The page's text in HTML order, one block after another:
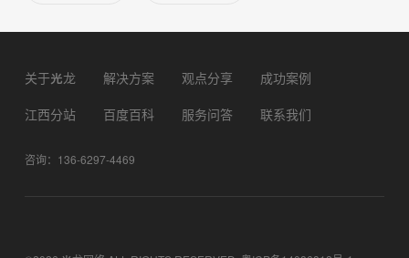
关于光龙 解决方案 观点分享
成功案例
江西分站
百度百科 服务问答 联系我们
咨询：136-6297-4469